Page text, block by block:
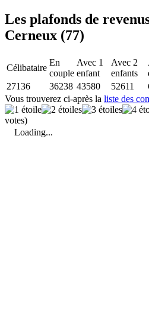
Les plafonds de
Cerneux (77)
Célibataire
En
couple
Avec 1
enfant
Avec 2
enfants
27136
36238 43580 52611
Vous trouverez ci-après la liste des
votes)
Loading...